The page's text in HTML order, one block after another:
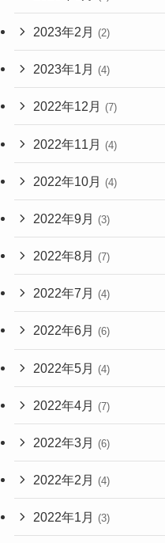
2023年2月 (2)
2023年1月 (4)
2022年12月 (7)
2022年11月 (4)
2022年10月 (4)
2022年9月 (3)
2022年8月 (7)
2022年7月 (4)
2022年6月 (6)
2022年5月 (4)
2022年4月 (7)
2022年3月 (6)
2022年2月 (4)
2022年1月 (3)